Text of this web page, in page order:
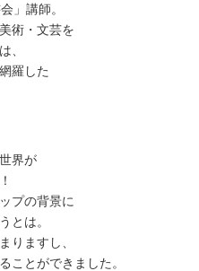
」講師。
術・文芸を
、
羅した
界が
プの背景に
とは。
りますし、
ことができました。